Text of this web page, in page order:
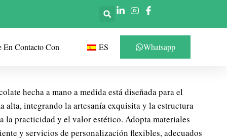
En Contacto Con ES Whatsapp
hecha a mano a medida está diseñada para el
alta, integrando la artesanía exquisita y la estructura
la practicidad y el valor estético. Adopta materiales
y servicios de personalización flexibles, adecuados